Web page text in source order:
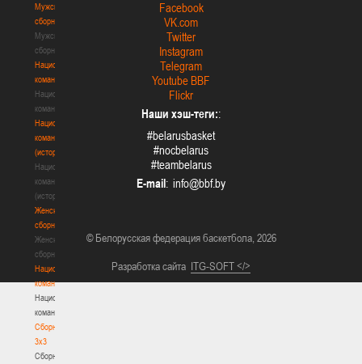
Мужские
сборные
Мужские
сборные
Национальная
команда
Национальная
команда
Национальная
команда
(история)
Национальная
команда
(история)
Женские
сборные
Женские
сборные
Национальная
команда
Национальная
команда
Сборные
3х3
Сборные
Facebook
VK.com
Twitter
Instagram
Telegram
Youtube BBF
Flickr
Наши хэш-теги::
#belarusbasket
#nocbelarus
#teambelarus
E-mail:
© Белорусская федерация баскетбола, 2026
Разработка сайта ITG-SOFT </>